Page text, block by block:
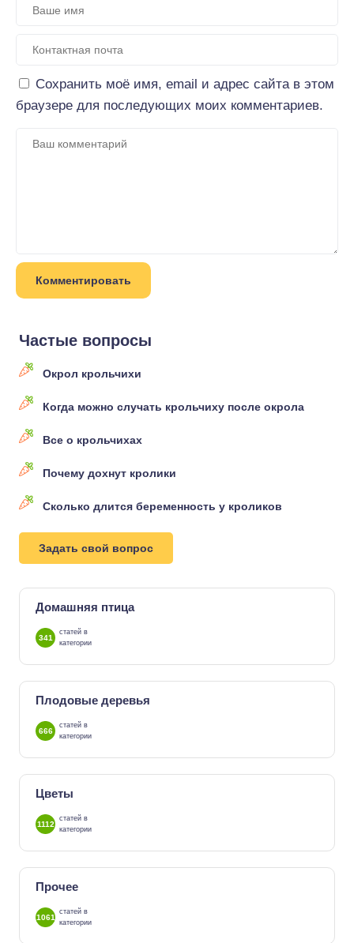
Сохранить моё имя, email и адрес сайта в этом
браузере для последующих моих комментариев.
Частые вопросы
Окрол крольчихи
Когда можно случать крольчиху после окрола
Все о крольчихах
Почему дохнут кролики
Сколько длится беременность у кроликов
Задать свой вопрос
Домашняя птица
341
статей в
категории
Плодовые деревья
666
статей в
категории
Цветы
1112
статей в
категории
Прочее
1061
статей в
категории